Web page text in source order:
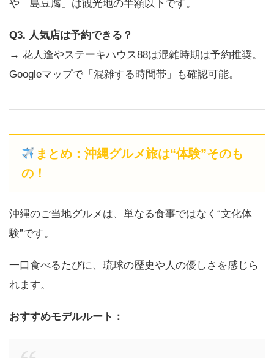
や「島豆腐」は観光地の半額以下です。
Q3. 人気店は予約できる？
→ 花人逢やステーキハウス88は混雑時期は予約推奨。
Googleマップで「混雑する時間帯」も確認可能。
まとめ：沖縄グルメ旅は“体験”そのも
の！
沖縄のご当地グルメは、単なる食事ではなく“文化体
験”です。
一口食べるたびに、琉球の歴史や人の優しさを感じら
れます。
おすすめモデルルート：